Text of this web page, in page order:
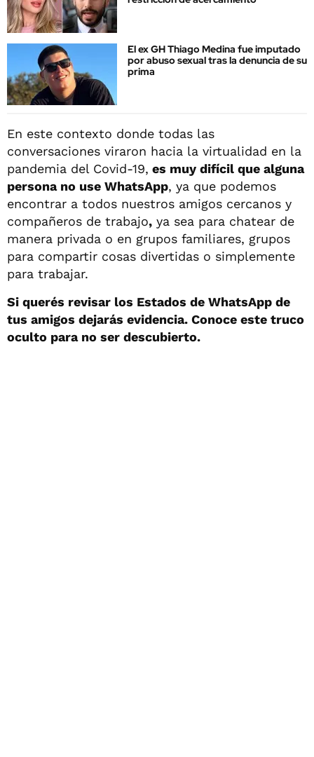
El ex GH Thiago Medina fue imputado
por abuso sexual tras la denuncia de su
prima
En este contexto donde todas las
conversaciones viraron hacia la virtualidad en la
pandemia del Covid-19, es muy difícil que alguna
persona no use WhatsApp, ya que podemos
encontrar a todos nuestros amigos cercanos y
compañeros de trabajo, ya sea para chatear de
manera privada o en grupos familiares, grupos
para compartir cosas divertidas o simplemente
para trabajar.
Si querés revisar los Estados de WhatsApp de
tus amigos dejarás evidencia. Conoce este truco
oculto para no ser descubierto.